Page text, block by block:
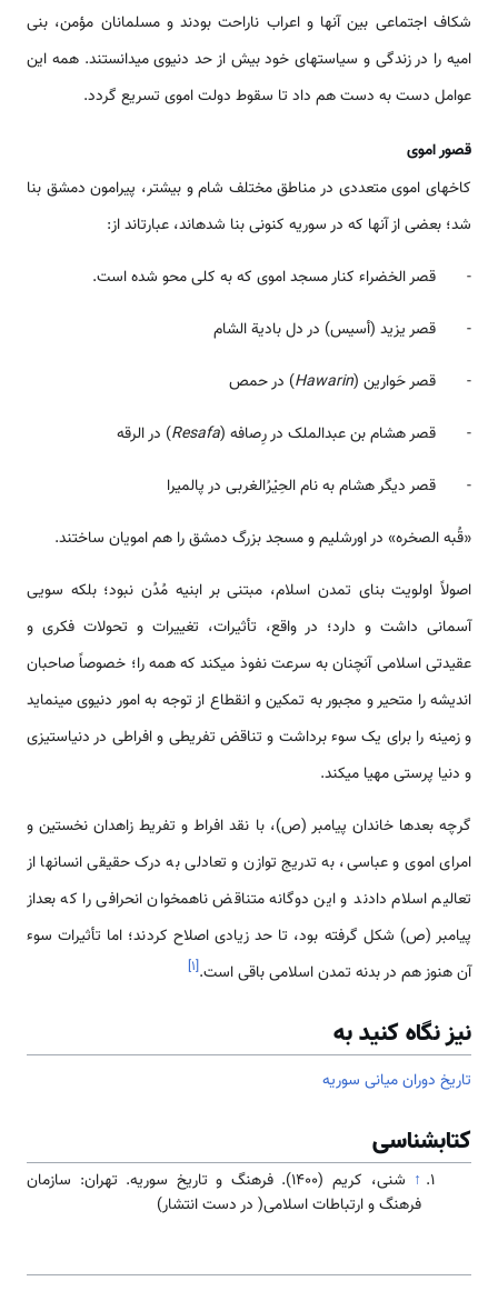
شکاف اجتماعی بین آنها و اعراب ناراحت بودند و مسلمانان مؤمن، بنی
امیه را در زندگی و سیاست­های خود بیش از حد دنیوی می­دانستند. همه این
عوامل دست به دست هم داد تا سقوط دولت اموی تسریع گردد.
قصور اموی
کاخ­های اموی متعددی در مناطق مختلف شام و بیشتر، پیرامون دمشق بنا
شد؛ بعضی از آنها که در سوریه کنونی بنا شده­اند، عبارت­اند از:
- قصر الخضراء کنار مسجد اموی که به کلی محو شده است.
- قصر یزید (أسیس) در دل بادیة الشام
- قصر حَوارین (Hawarin) در حمص
- قصر هشام بن عبدالملک در رِصافه (Resafa) در الرقه
- قصر دیگر هشام به نام الحِیْرُالغربی در پالمیرا
«قُبه الصخره» در اورشلیم و مسجد بزرگ دمشق را هم امویان ساختند.
اصولاً اولویت بنای تمدن اسلام، مبتنی بر ابنیه مُدُن نبود؛ بلکه سویی
آسمانی داشت و دارد؛ در واقع، تأثیرات، تغییرات و تحولات فکری و
عقیدتی اسلامی آنچنان به سرعت نفوذ می­کند که همه را؛ خصوصاً صاحبان
اندیشه را متحیر و مجبور به تمکین و انقطاع از توجه به امور دنیوی می­نماید
و زمینه را برای یک سوء برداشت و تناقض تفریطی و افراطی در دنیاستیزی
و دنیا پرستی مهیا می­کند.
گرچه بعدها خاندان پیامبر (ص)، با نقد افراط و تفریط زاهدان نخستین و
امرای اموی و عباسی، به تدریج توازن و تعادلی به درک حقیقی انسان­ها از
تعالیم اسلام دادند و این دوگانه متناقض ناهم­خوان انحرافی را که بعداز
پیامبر (ص) شکل گرفته بود، تا حد زیادی اصلاح کردند؛ اما تأثیرات سوء
آن هنوز هم در بدنه تمدن اسلامی باقی است.[۱]
نیز نگاه کنید به
تاریخ دوران میانی سوریه
کتابشناسی
↑
شنی، کریم (۱۴۰۰). فرهنگ و تاریخ سوریه. تهران: سازمان
فرهنگ و ارتباطات اسلامی( در دست انتشار)